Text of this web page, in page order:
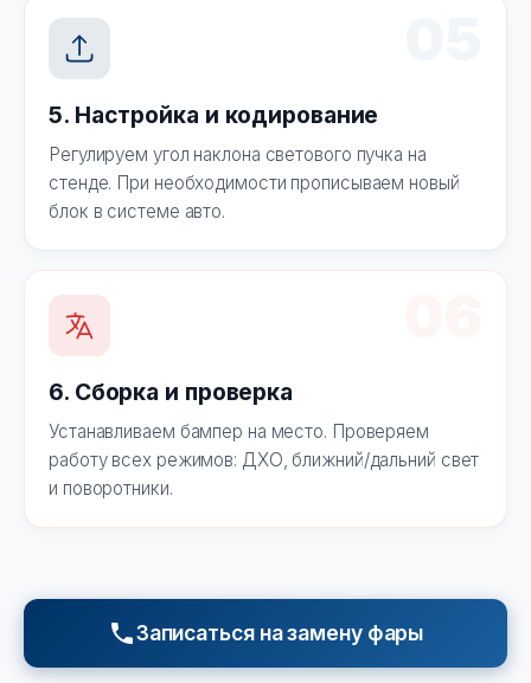
5. Настройка и кодирование
Регулируем угол наклона светового пучка на
стенде. При необходимости прописываем новый
блок в системе авто.
6. Сборка и проверка
Устанавливаем бампер на место. Проверяем
работу всех режимов: ДХО, ближний/дальний свет
и поворотники.
Записаться на замену фары